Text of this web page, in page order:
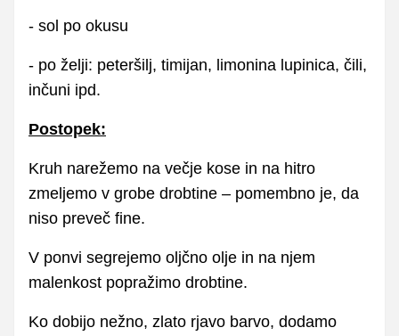
- sol po okusu
- po želji: peteršilj, timijan, limonina lupinica, čili,
inčuni ipd.
Postopek:
Kruh narežemo na večje kose in na hitro
zmeljemo v grobe drobtine – pomembno je, da
niso preveč fine.
V ponvi segrejemo oljčno olje in na njem
malenkost popražimo drobtine.
Ko dobijo nežno, zlato rjavo barvo, dodamo